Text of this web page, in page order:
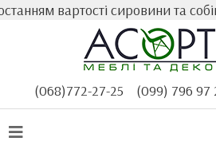
вартості сировини та
(068)772-27-25
(099) 796 97